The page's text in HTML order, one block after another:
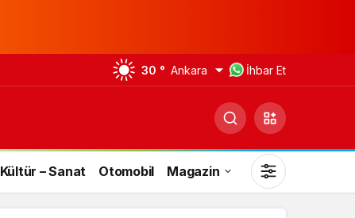
30 ° Ankara İhbar Et
Kültür – Sanat Otomobil Magazin